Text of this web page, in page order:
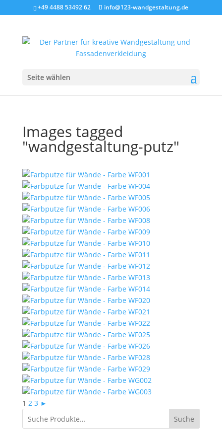
+49 4488 53492 62 info@123-wandgestaltung.de
Seite wählen
Images tagged
"wandgestaltung-putz"
1 2 3 ►
Suche